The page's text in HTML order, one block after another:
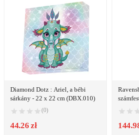
Diamond Dotz : Ariel, a bébi
sárkány - 22 x 22 cm (DBX.010)
(0)
44.26 zł